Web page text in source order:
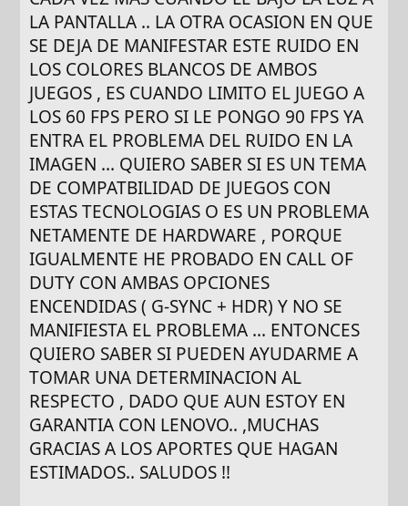
LA PANTALLA .. LA OTRA OCASION EN QUE
SE DEJA DE MANIFESTAR ESTE RUIDO EN
LOS COLORES BLANCOS DE AMBOS
JUEGOS , ES CUANDO LIMITO EL JUEGO A
LOS 60 FPS PERO SI LE PONGO 90 FPS YA
ENTRA EL PROBLEMA DEL RUIDO EN LA
IMAGEN ... QUIERO SABER SI ES UN TEMA
DE COMPATBILIDAD DE JUEGOS CON
ESTAS TECNOLOGIAS O ES UN PROBLEMA
NETAMENTE DE HARDWARE , PORQUE
IGUALMENTE HE PROBADO EN CALL OF
DUTY CON AMBAS OPCIONES
ENCENDIDAS ( G-SYNC + HDR) Y NO SE
MANIFIESTA EL PROBLEMA ... ENTONCES
QUIERO SABER SI PUEDEN AYUDARME A
TOMAR UNA DETERMINACION AL
RESPECTO , DADO QUE AUN ESTOY EN
GARANTIA CON LENOVO.. ,MUCHAS
GRACIAS A LOS APORTES QUE HAGAN
ESTIMADOS.. SALUDOS !!